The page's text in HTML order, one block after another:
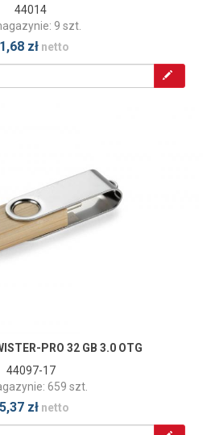
44014
9 szt.
zł netto
PRO 32 GB 3.0 OTG
44097-17
659 szt.
zł netto